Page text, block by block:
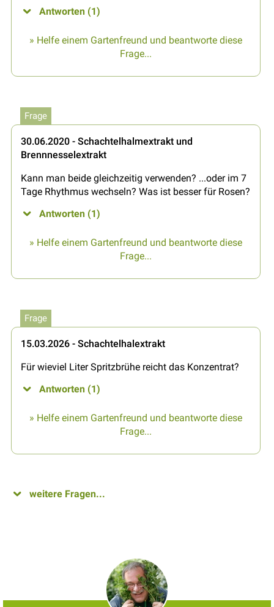
Antworten (1)
» Helfe einem Gartenfreund und beantworte diese
Frage...
Frage
30.06.2020 - Schachtelhalmextrakt und
Brennnesselextrakt
Kann man beide gleichzeitig verwenden? ...oder im 7
Tage Rhythmus wechseln? Was ist besser für Rosen?
Antworten (1)
» Helfe einem Gartenfreund und beantworte diese
Frage...
Frage
15.03.2026 - Schachtelhalextrakt
Für wieviel Liter Spritzbrühe reicht das Konzentrat?
Antworten (1)
» Helfe einem Gartenfreund und beantworte diese
Frage...
weitere Fragen...